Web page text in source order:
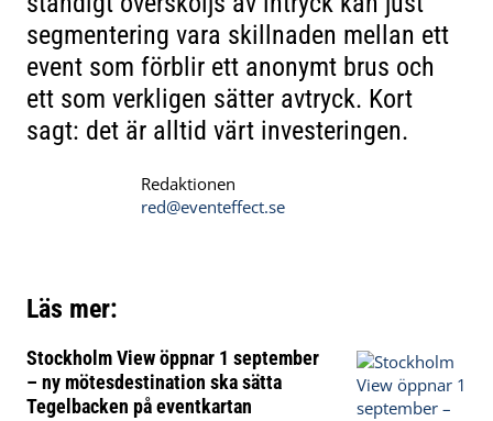
segmentering vara skillnaden mellan ett
event som förblir ett anonymt brus och
ett som verkligen sätter avtryck. Kort
sagt: det är alltid värt investeringen.
Redaktionen
red@eventeffect.se
Läs mer:
Stockholm View öppnar 1 september
– ny mötesdestination ska sätta
Tegelbacken på eventkartan